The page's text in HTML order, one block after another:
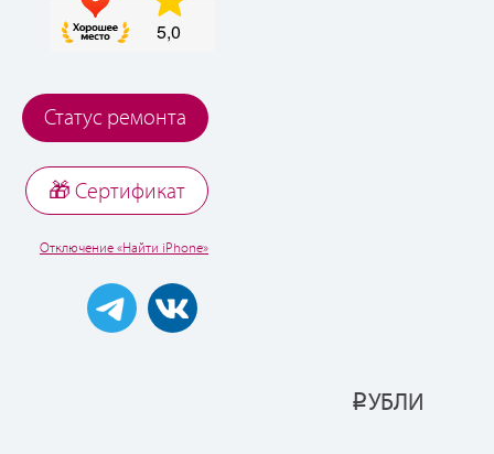
Статус ремонта
🎁 Cертификат
Отключение «Найти iPhone»
РУБЛИ